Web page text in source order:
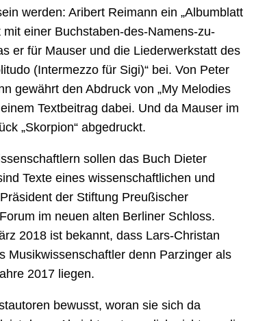
werden: Aribert Reimann ein „Albumblatt
einer Buchstaben-des-Namens-zu-
er für Mauser und die Liederwerkstatt des
(Intermezzo für Sigi)“ bei. Von Peter
gewährt den Abdruck von „My Melodies
Textbeitrag dabei. Und da Mauser im
„Skorpion“ abgedruckt.
sollen das Buch Dieter
Texte eines wissenschaftlichen und
der Stiftung Preußischer
im neuen alten Berliner Schloss.
2018 ist bekannt, dass Lars-Christan
Musikwissenschaftler denn Parzinger als
2017 liegen.
bewusst, woran sie sich da